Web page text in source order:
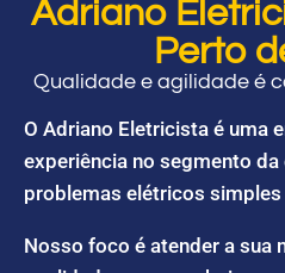
Adriano
Perto
Qualidade e agilidade é
O Adriano Eletricista é uma
experiência no segmento
problemas elétricos
Nosso foco é atender a sua